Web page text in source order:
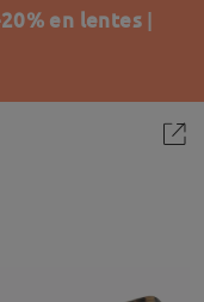
en lentes |